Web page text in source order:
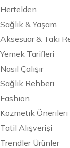
Hertelden
Sağlık & Yaşam
Aksesuar & Takı
Yemek Tarifleri
Nasıl Çalışır
Sağlık Rehberi
Fashion
Kozmetik Önerileri
Tatil Alışverişi
Trendler Ürünler